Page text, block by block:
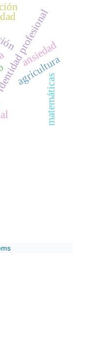
profesional
ansiedad
agricultura
matemáticas